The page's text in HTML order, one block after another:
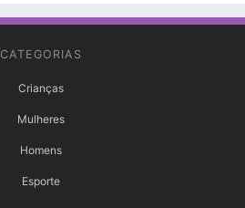
CATEGORIAS
Crianças
Mulheres
Homens
Esporte